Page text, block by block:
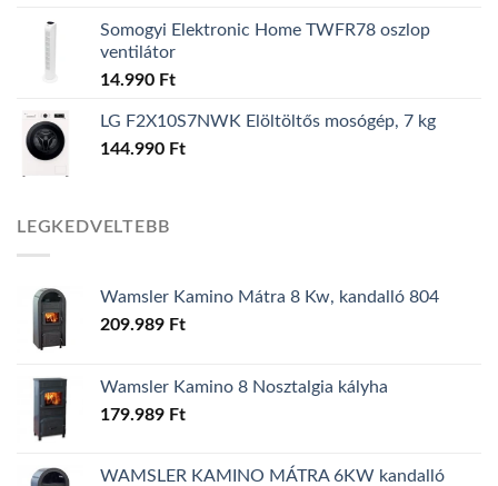
Somogyi Elektronic Home TWFR78 oszlop
ventilátor
14.990 Ft
LG F2X10S7NWK Elöltöltős mosógép, 7 kg
144.990 Ft
LEGKEDVELTEBB
Wamsler Kamino Mátra 8 Kw, kandalló 804
209.989 Ft
Wamsler Kamino 8 Nosztalgia kályha
179.989 Ft
WAMSLER KAMINO MÁTRA 6KW kandalló